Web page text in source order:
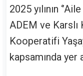
2025 yılının
ADEM ve Karslı
Kooperatifi
kapsamında yer